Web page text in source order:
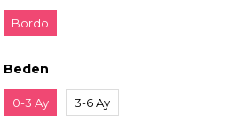
Bordo
Beden
0-3 Ay 3-6 Ay